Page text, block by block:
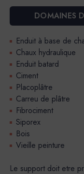
DOMAINES
Enduit à base de
Chaux hydraulique
Enduit batard
Ciment
Placoplâtre
Carreu de plâtre
Fibrociment
Siporex
Bois
Vieille peinture
Le support doit etre